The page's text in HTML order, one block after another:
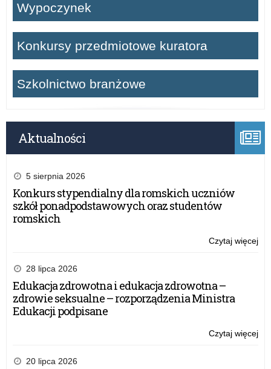
Wypoczynek
Konkursy przedmiotowe kuratora
Szkolnictwo branżowe
Aktualności
5 sierpnia 2026
Konkurs stypendialny dla romskich uczniów
szkół ponadpodstawowych oraz studentów
romskich
Czytaj więcej
28 lipca 2026
Edukacja zdrowotna i edukacja zdrowotna –
zdrowie seksualne – rozporządzenia Ministra
Edukacji podpisane
Czytaj więcej
20 lipca 2026